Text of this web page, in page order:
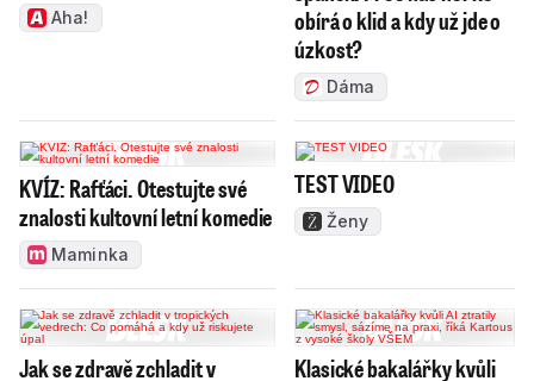
Aha!
obírá o klid a kdy už jde o
úzkost?
Dáma
KVÍZ: Rafťáci. Otestujte své
znalosti kultovní letní komedie
Maminka
TEST VIDEO
Ženy
Jak se zdravě zchladit v
Klasické bakalářky kvůli